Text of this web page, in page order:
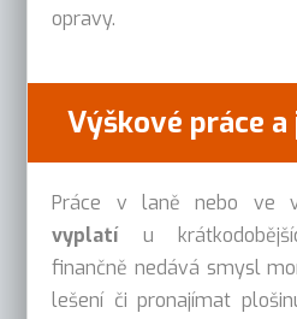
opravy.
Výškové práce
Práce v laně nebo ve
vyplatíu
finančně nedává smysl
lešení či pronajímat